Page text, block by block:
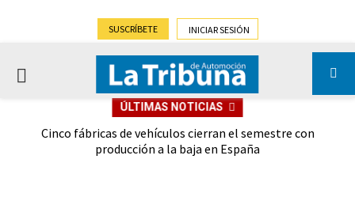
SUSCRÍBETE INICIAR SESIÓN
PRIMARY
ÚLTIMAS NOTICIAS
Cinco fábricas de vehículos cierran el semestre con
producción a la baja en España